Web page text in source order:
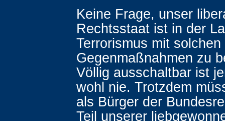
Keine Frage, unser
Rechtsstaat ist in der
Terrorismus mit solchen
Gegenmaßnahmen zu
Völlig ausschaltbar ist
wohl nie. Trotzdem
als Bürger der
Teil unserer